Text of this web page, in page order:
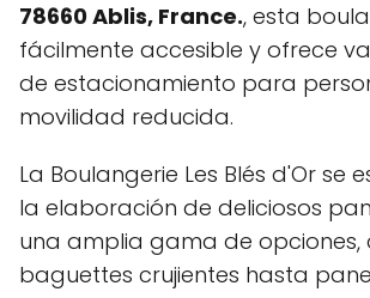
78660 Ablis, France., esta
fácilmente accesible y ofrece
de estacionamiento para
movilidad reducida.
La Boulangerie Les Blés d'Or se
la elaboración de deliciosos
una amplia gama de opciones,
baguettes crujientes hasta